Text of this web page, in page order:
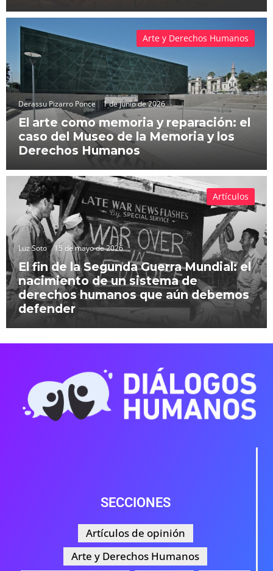
Derassu Pizarro Ponce 1 de junio de 2026
El arte como memoria y reparación: el
caso del Museo de la Memoria y los
Derechos Humanos
Arte y Derechos Humanos
Luz Soto 15 de mayo de 2026
El fin de la Segunda Guerra Mundial: el
nacimiento de un sistema de
derechos humanos que aún debemos
defender
Artículos
SECCIONES
Artículos de opinión
Arte y Derechos Humanos